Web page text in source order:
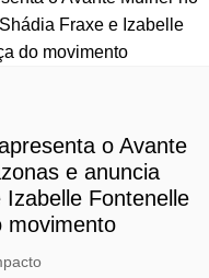
o Avante
e anuncia
Fontenelle
movimento